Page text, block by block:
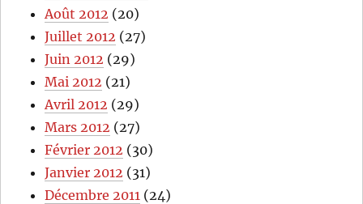
Août 2012 (20)
Juillet 2012 (27)
Juin 2012 (29)
Mai 2012 (21)
Avril 2012 (29)
Mars 2012 (27)
Février 2012 (30)
Janvier 2012 (31)
Décembre 2011 (24)